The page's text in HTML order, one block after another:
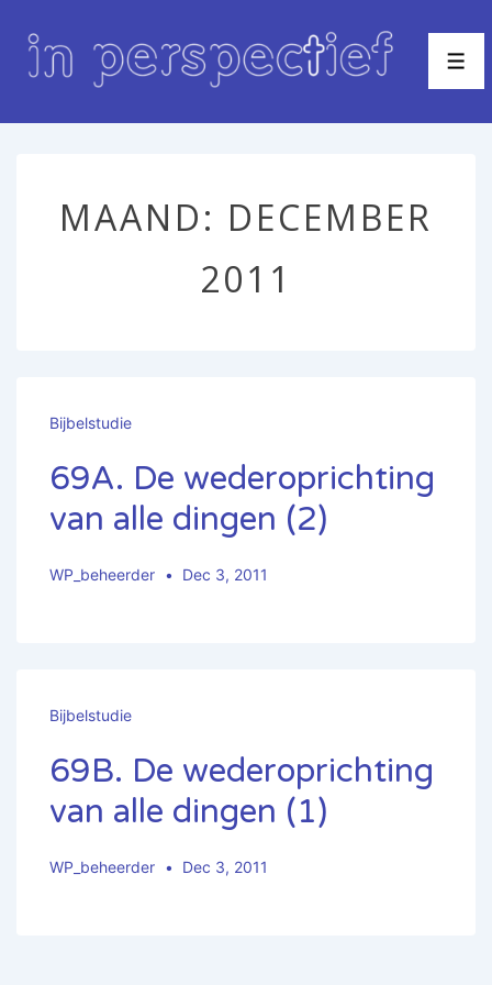
Doorgaan
naar
MAAND: DECEMBER
2011
Bijbelstudie
69A. De wederoprichting
van alle dingen (2)
WP_beheerder Dec 3, 2011
Bijbelstudie
69B. De wederoprichting
van alle dingen (1)
WP_beheerder Dec 3, 2011